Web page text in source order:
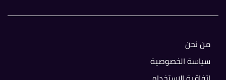
من نحن
سياسة الخصوصية